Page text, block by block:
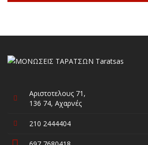
Αριστοτελους 71,
136 74, Αχαρνές
210 2444404